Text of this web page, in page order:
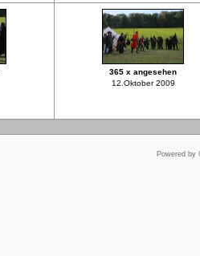
365 x angesehen
12.Oktober 2009
Powered by